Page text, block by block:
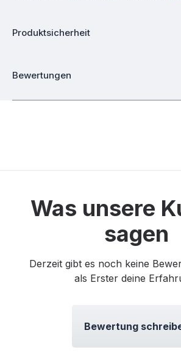
Produktsicherheit
Bewertungen
Was unsere
sagen
Derzeit gibt es noch keine
als Erster deine
Bewertung